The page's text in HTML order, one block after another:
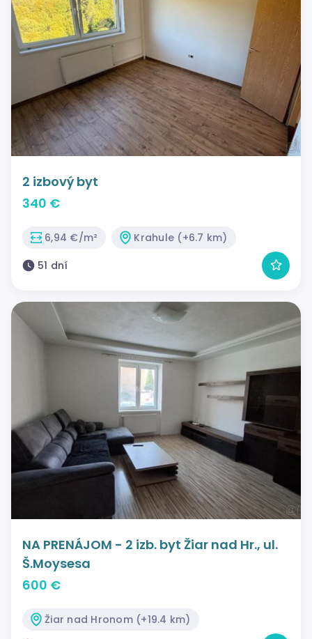
2 izbový byt
340 €
6,94 €/m²
Krahule (+6.7 km)
51 dní
NA PRENÁJOM - 2 izb. byt Žiar nad Hr., ul.
Š.Moysesa
600 €
Žiar nad Hronom (+19.4 km)